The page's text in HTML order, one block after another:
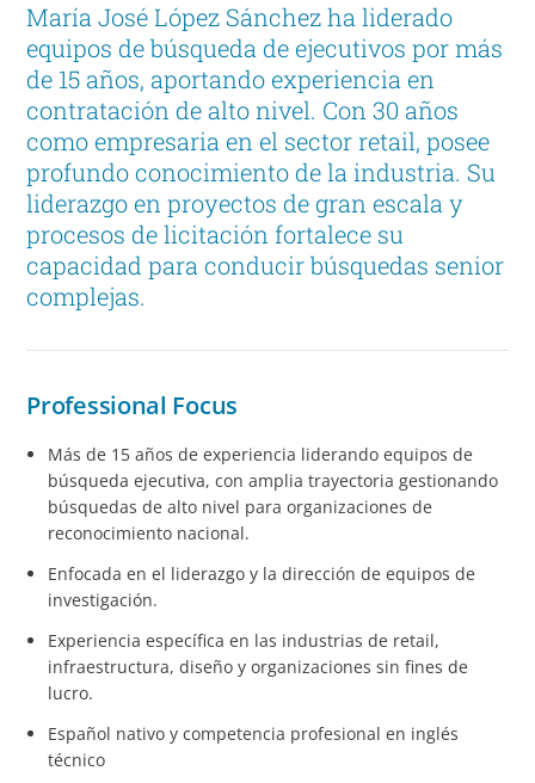
María José López Sánchez ha liderado
equipos de búsqueda de ejecutivos por más
de 15 años, aportando experiencia en
contratación de alto nivel. Con 30 años
como empresaria en el sector retail, posee
profundo conocimiento de la industria. Su
liderazgo en proyectos de gran escala y
procesos de licitación fortalece su
capacidad para conducir búsquedas senior
complejas.
Professional Focus
Más de 15 años de experiencia liderando equipos de
búsqueda ejecutiva, con amplia trayectoria gestionando
búsquedas de alto nivel para organizaciones de
reconocimiento nacional.
Enfocada en el liderazgo y la dirección de equipos de
investigación.
Experiencia específica en las industrias de retail,
infraestructura, diseño y organizaciones sin fines de
lucro.
Español nativo y competencia profesional en inglés
técnico